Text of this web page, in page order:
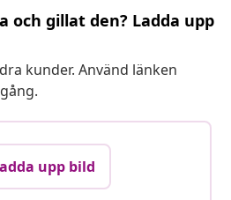
och gillat den? Ladda upp
kunder. Använd länken
upp bild